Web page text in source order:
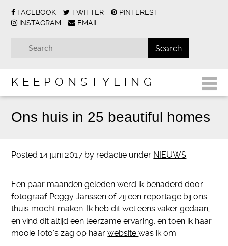
FACEBOOK TWITTER
PINTEREST
INSTAGRAM
EMAIL
KEEPONSTYLING
Ons huis in 25 beautiful homes
Posted14 juni 2017 by redactie under NIEUWS
Een paar maanden geleden werd ik benaderd door
fotograaf Peggy Janssenof zij een reportage bij ons
thuis mocht maken. Ik heb dit wel eens vaker gedaan,
en vind dit altijd een leerzame ervaring, en toen ik haar
mooie foto’s zag op haarwebsitewas ik om.